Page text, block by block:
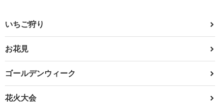
いちご狩り
お花見
ゴールデンウィーク
花火大会